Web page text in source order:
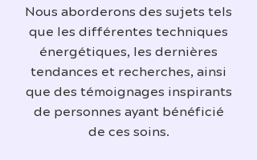
Nous aborderons des sujets tels
que les différentes techniques
énergétiques, les dernières
tendances et recherches, ainsi
que des témoignages inspirants
de personnes ayant bénéficié
de ces soins.